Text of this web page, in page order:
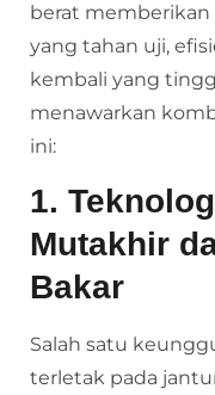
berat memberikan
yang tahan uji,
kembali yang
menawarkan
ini:
1.
Mutakhir
Bakar
Salah satu
terletak pada